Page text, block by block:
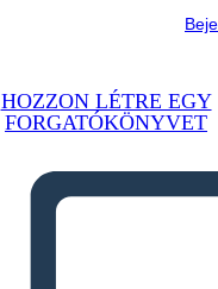
HOZZON LÉTRE EGY
FORGATÓKÖNYVET